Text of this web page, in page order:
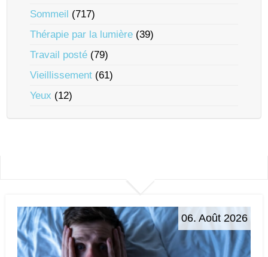
Sommeil (717)
Thérapie par la lumière (39)
Travail posté (79)
Vieillissement (61)
Yeux (12)
06. Août 2026